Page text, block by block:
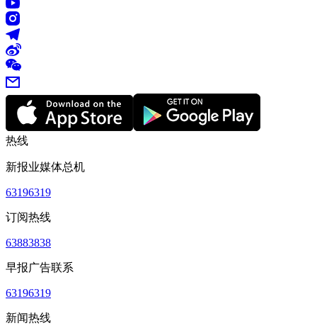
热线
新报业媒体总机
63196319
订阅热线
63883838
早报广告联系
63196319
新闻热线